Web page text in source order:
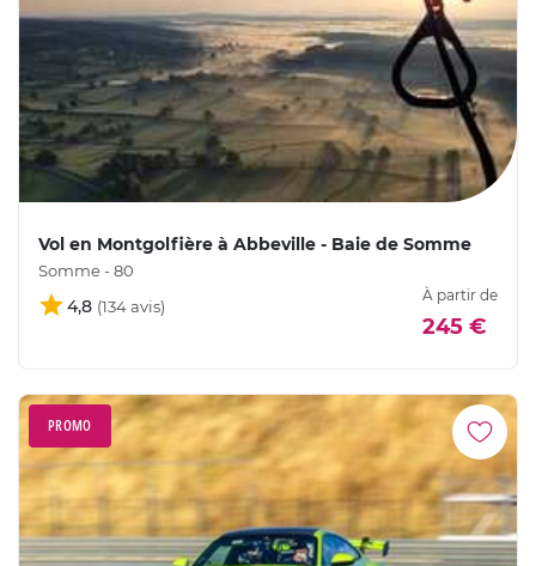
Vol en Montgolfière à Abbeville - Baie de Somme
Somme - 80
4,8
À partir de
245 €
PROMO